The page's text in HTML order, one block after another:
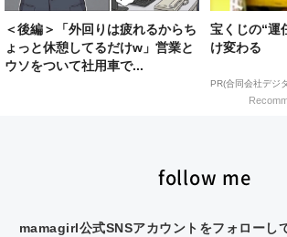
＜後編＞「外回りは疲れるからち
ょっと休憩してるだけw」営業と
ウソをついて社用車で...
宝くじの“運
け変わる
PR(合同会社デジ
follow me
mamagirl公式SNSアカウントをフォローし